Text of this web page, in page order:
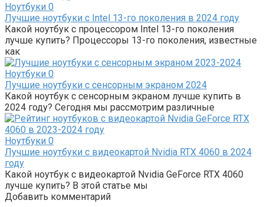
Ноутбуки 0
Лучшие ноутбуки с Intel 13-го поколения в 2024 году
Какой ноутбук с процессором Intel 13-го поколения
лучше купить? Процессоры 13-го поколения, известные
как
Ноутбуки 0
Лучшие ноутбуки с сенсорным экраном 2024
Какой ноутбук с сенсорным экраном лучше купить в
2024 году? Сегодня мы рассмотрим различные
Ноутбуки 0
Лучшие ноутбуки с видеокартой Nvidia RTX 4060 в 2024
году
Какой ноутбук с видеокартой Nvidia GeForce RTX 4060
лучше купить? В этой статье мы
Добавить комментарий